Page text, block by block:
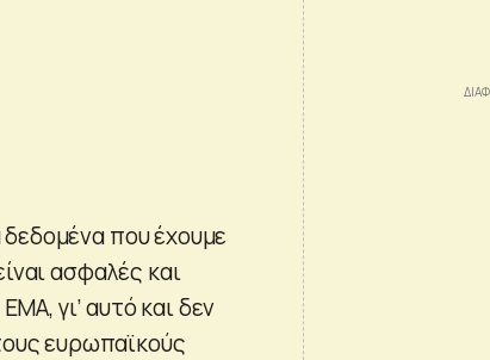
δεδομένα που έχουμε
ασφαλές και
γι’ αυτό και δεν
ευρωπαϊκούς